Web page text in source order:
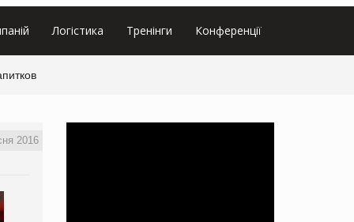
Логістика Тренінги Конференції
2016